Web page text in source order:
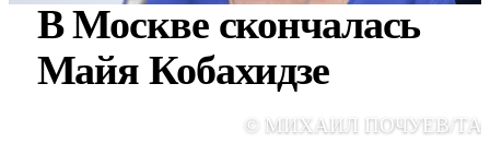
В Москве скончалась
Майя Кобахидзе
© МИХАИЛ ПОЧУЕВ/